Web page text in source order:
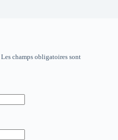
Les champs obligatoires sont